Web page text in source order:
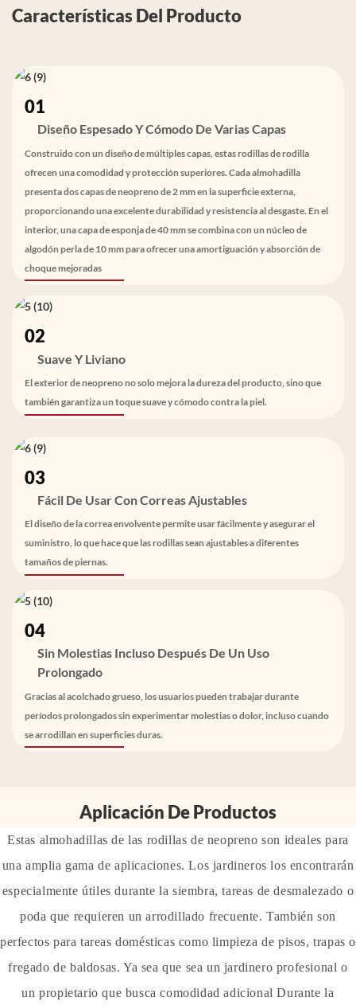
Características Del Producto
01
Diseño Espesado Y Cómodo De Varias Capas
Construido con un diseño de múltiples capas, estas rodillas de rodilla
ofrecen una comodidad y protección superiores. Cada almohadilla
presenta dos capas de neopreno de 2 mm en la superficie externa,
proporcionando una excelente durabilidad y resistencia al desgaste. En el
interior, una capa de esponja de 40 mm se combina con un núcleo de
algodón perla de 10 mm para ofrecer una amortiguación y absorción de
choque mejoradas
02
Suave Y Liviano
El exterior de neopreno no solo mejora la dureza del producto, sino que
también garantiza un toque suave y cómodo contra la piel.
03
Fácil De Usar Con Correas Ajustables
El diseño de la correa envolvente permite usar fácilmente y asegurar el
suministro, lo que hace que las rodillas sean ajustables a diferentes
tamaños de piernas.
04
Sin Molestias Incluso Después De Un Uso
Prolongado
Gracias al acolchado grueso, los usuarios pueden trabajar durante
períodos prolongados sin experimentar molestias o dolor, incluso cuando
se arrodillan en superficies duras.
Aplicación De Productos
Estas almohadillas de las rodillas de neopreno son ideales para
una amplia gama de aplicaciones. Los jardineros los encontrarán
especialmente útiles durante la siembra, tareas de desmalezado o
poda que requieren un arrodillado frecuente. También son
perfectos para tareas domésticas como limpieza de pisos, trapas o
fregado de baldosas. Ya sea que sea un jardinero profesional o
un propietario que busca comodidad adicional Durante la